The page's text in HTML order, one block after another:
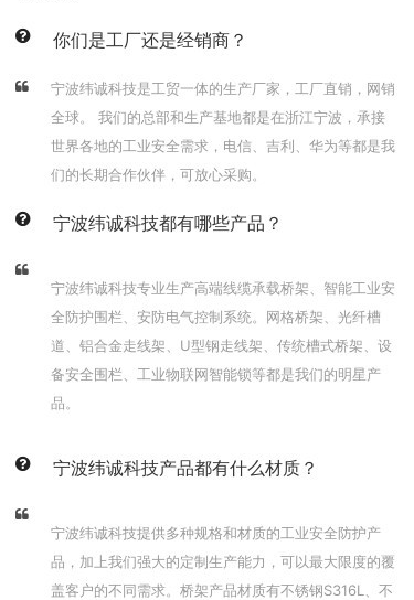
你们是工厂还是经销商？
宁波纬诚科技是工贸一体的生产厂家，工厂直销，网销
全球。 我们的总部和生产基地都是在浙江宁波，承接
世界各地的工业安全需求，电信、吉利、华为等都是我
们的长期合作伙伴，可放心采购。
宁波纬诚科技都有哪些产品？
宁波纬诚科技专业生产高端线缆承载桥架、智能工业安
全防护围栏、安防电气控制系统。网格桥架、光纤槽
道、铝合金走线架、U型钢走线架、传统槽式桥架、设
备安全围栏、工业物联网智能锁等都是我们的明星产
品。
宁波纬诚科技产品都有什么材质？
宁波纬诚科技提供多种规格和材质的工业安全防护产
品，加上我们强大的定制生产能力，可以最大限度的覆
盖客户的不同需求。桥架产品材质有不锈钢S316L、不